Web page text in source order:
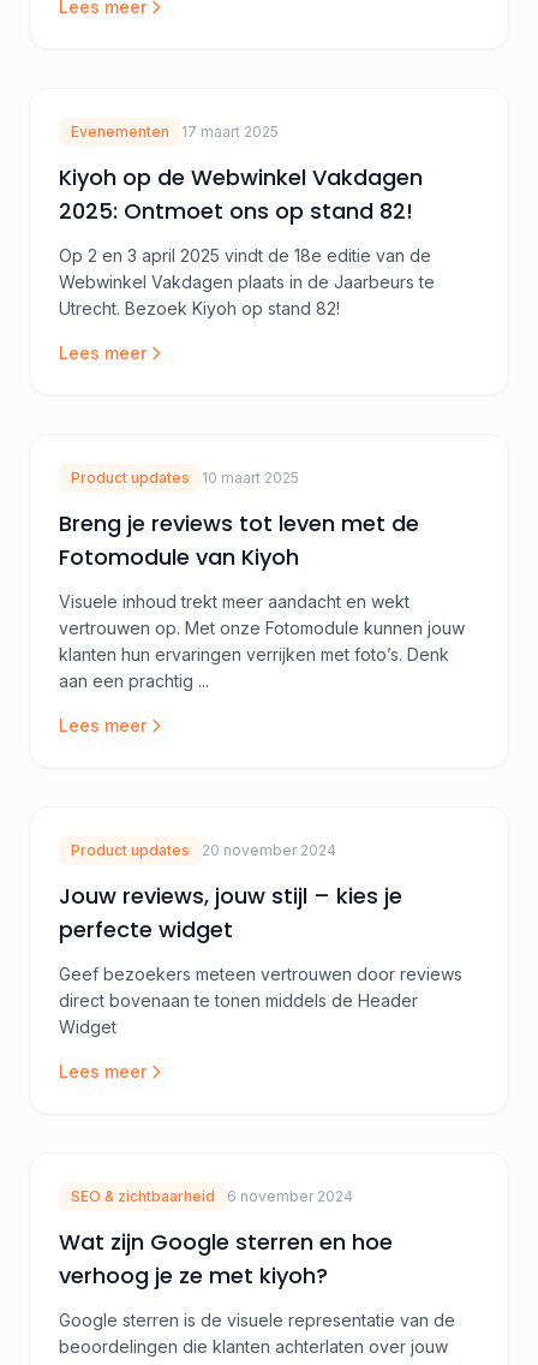
Lees meer
Evenementen 17 maart 2025
Kiyoh op de Webwinkel Vakdagen
2025: Ontmoet ons op stand 82!
Op 2 en 3 april 2025 vindt de 18e editie van de
Webwinkel Vakdagen plaats in de Jaarbeurs te
Utrecht. Bezoek Kiyoh op stand 82!
Lees meer
Product updates 10 maart 2025
Breng je reviews tot leven met de
Fotomodule van Kiyoh
Visuele inhoud trekt meer aandacht en wekt
vertrouwen op. Met onze Fotomodule kunnen jouw
klanten hun ervaringen verrijken met foto’s. Denk
aan een prachtig ...
Lees meer
Product updates 20 november 2024
Jouw reviews, jouw stijl – kies je
perfecte widget
Geef bezoekers meteen vertrouwen door reviews
direct bovenaan te tonen middels de Header
Widget
Lees meer
SEO & zichtbaarheid 6 november 2024
Wat zijn Google sterren en hoe
verhoog je ze met kiyoh?
Google sterren is de visuele representatie van de
beoordelingen die klanten achterlaten over jouw